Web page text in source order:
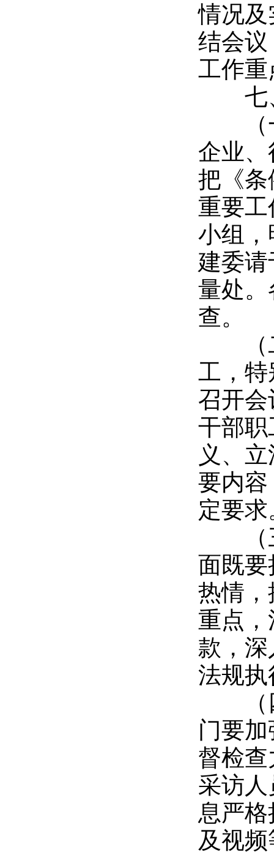
情况
结会
工作
七
（一
企业
把《
重要
小组
建委请
量处
查。
（二
工，
召开
干部
义、
要内
定要求
（三
面既
热情
重点
款，
法规
（四
门要
督检
采访
息严
及视